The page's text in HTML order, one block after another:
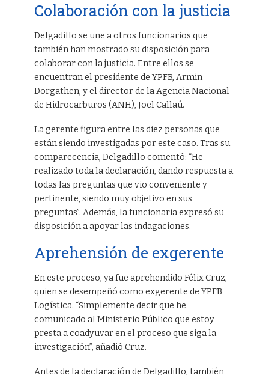
Colaboración con la justicia
Delgadillo se une a otros funcionarios que
también han mostrado su disposición para
colaborar con la justicia. Entre ellos se
encuentran el presidente de YPFB, Armin
Dorgathen, y el director de la Agencia Nacional
de Hidrocarburos (ANH), Joel Callaú.
La gerente figura entre las diez personas que
están siendo investigadas por este caso. Tras su
comparecencia, Delgadillo comentó: “He
realizado toda la declaración, dando respuesta a
todas las preguntas que vio conveniente y
pertinente, siendo muy objetivo en sus
preguntas”. Además, la funcionaria expresó su
disposición a apoyar las indagaciones.
Aprehensión de exgerente
En este proceso, ya fue aprehendido Félix Cruz,
quien se desempeñó como exgerente de YPFB
Logística. “Simplemente decir que he
comunicado al Ministerio Público que estoy
presta a coadyuvar en el proceso que siga la
investigación”, añadió Cruz.
Antes de la declaración de Delgadillo, también